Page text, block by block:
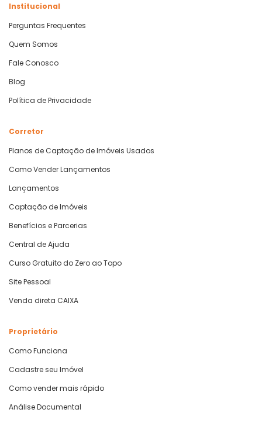
Institucional
Perguntas Frequentes
Quem Somos
Fale Conosco
Blog
Política de Privacidade
Corretor
Planos de Captação de Imóveis Usados
Como Vender Lançamentos
Lançamentos
Captação de Imóveis
Benefícios e Parcerias
Central de Ajuda
Curso Gratuito do Zero ao Topo
Site Pessoal
Venda direta CAIXA
Proprietário
Como Funciona
Cadastre seu Imóvel
Como vender mais rápido
Análise Documental